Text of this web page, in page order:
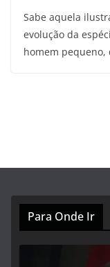
Sabe aquela
evolução da
homem pequeno,
Para Onde Ir